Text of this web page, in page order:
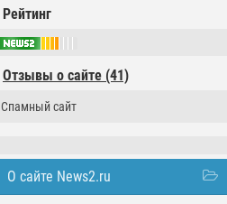
Рейтинг
Отзывы о сайте (41)
Спамный сайт
О сайте News2.ru